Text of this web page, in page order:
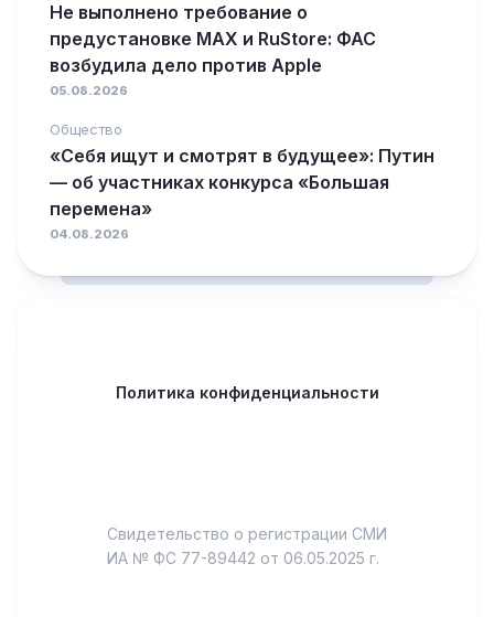
Не выполнено требование о
предустановке MAX и RuStore: ФАС
возбудила дело против Apple
05.08.2026
Общество
«Себя ищут и смотрят в будущее»: Путин
— об участниках конкурса «Большая
перемена»
04.08.2026
Политика конфиденциальности
Свидетельство о регистрации СМИ
ИА № ФС 77-89442 от 06.05.2025 г.